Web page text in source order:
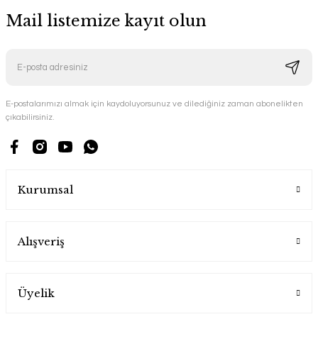
Mail listemize kayıt olun
E-postalarımızı almak için kaydoluyorsunuz ve dilediğiniz zaman abonelikten
çıkabilirsiniz.
Kurumsal
Alışveriş
Üyelik